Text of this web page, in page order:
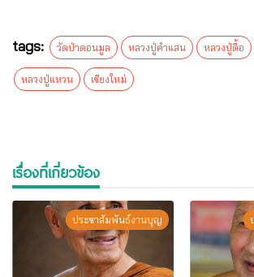
tags: วัดป่าดอนมูล หลวงปู่คำแสน หลวงปู่ตื้อ
หลวงปู่แหวน เชียงใหม่
เรื่องที่เกี่ยวข้อง
ประชาสัมพันธ์งานบุญ